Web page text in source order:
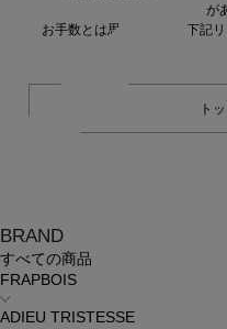
BRAND
すべての商品
FRAPBOIS
ADIEU TRISTESSE
が
お手数とは思いますが、下記
ト